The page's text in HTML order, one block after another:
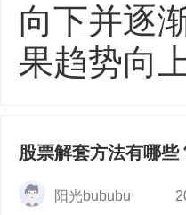
向下并逐
果趋势向
股票解套方法有哪
阳光bububu